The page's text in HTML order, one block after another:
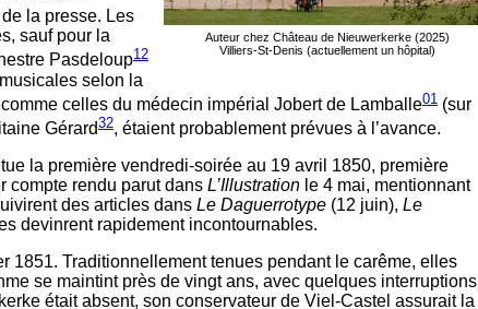
Auteur chez Château de Nieuwerkerke (2025)
Villiers-St-Denis (actuellement un hôpital)
la presse. Les
sauf pour la
Pasdeloup12
selon la
celles du médecin impérial Jobert de Lamballe01 (sur
Gérard32, étaient probablement prévues à l’avance.
la première vendredi-soirée au 19 avril 1850, première
compte rendu parut dans L’Illustration le 4 mai, mentionnant
des articles dans Le Daguerrotype (12 juin), Le
devinrent rapidement incontournables.
1851. Traditionnellement tenues pendant le carême, elles
se maintint près de vingt ans, avec quelques interruptions
était absent, son conservateur de Viel-Castel assurait la